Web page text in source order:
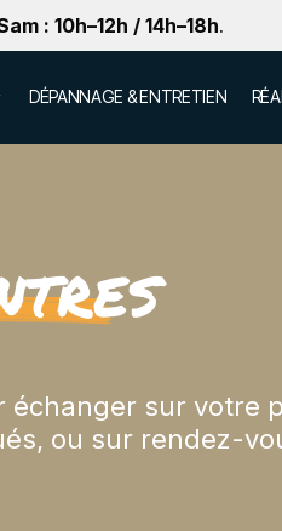
: 10h–12h / 14h–18h.
DÉPANNAGE & ENTRETIEN
sur votre
ou sur rendez-